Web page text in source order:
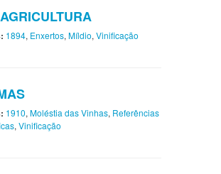
1894, Enxertos, Míldio, Vinificação
1910, Moléstia das Vinhas, Referências
, Vinificação